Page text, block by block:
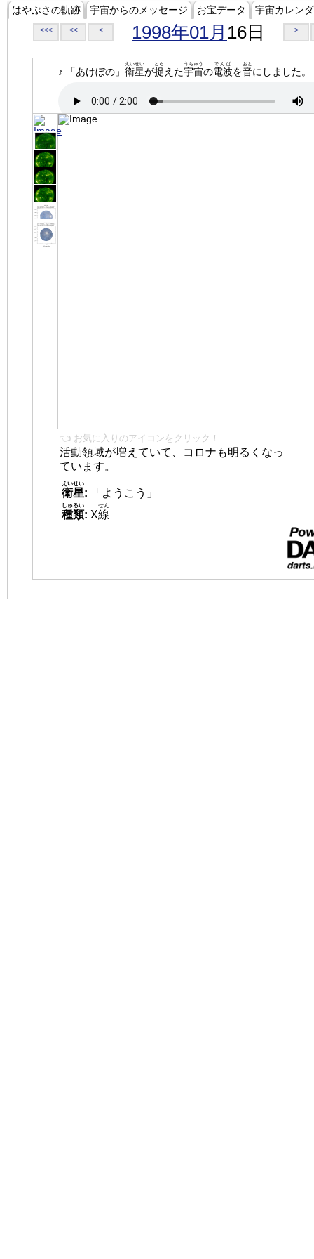
はやぶさの軌跡 宇宙からのメッセージ お宝データ 宇宙カレン
<<< << < 1998年01月 16日 >
♪ 「あけぼの」 衛星
えいせい
が捉
とら
えた宇宙
うちゅう
の電波
でんぱ
を音
おと
にしました。
👈 お気に入りのアイコンをクリック！
活動領域が増えていて、コロナも明るくなっ
ています。
衛星
えいせい
:
「ようこう」
種類
しゅるい
: X線
せん